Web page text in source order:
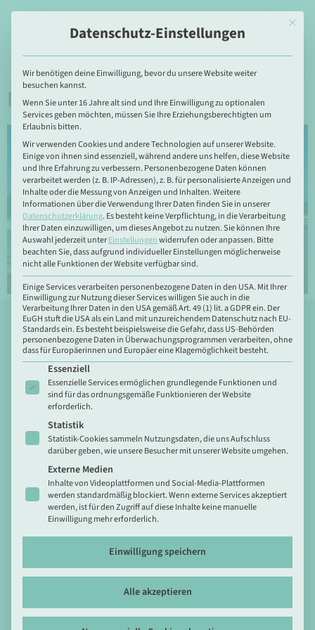
Katja Andergassen
Fun Facts über mich
Newsletter
Trage dich in meinenNewsletter
ein, um Impulse zum Umgang mit
Schreibe mir eineE-Mailoder
eine Nachricht über dasKontaktformular
Rechtliches
Mit
Datenschutz-Einstellungen
Wir benötigen deine Einwilligung, bevor du unsere Website weiter
besuchen kannst.
Wenn Sie unter 16 Jahre alt sind und Ihre Einwilligung zu optionalen
Services geben möchten, müssen Sie Ihre Erziehungsberechtigten um
Erlaubnis bitten.
Wir verwenden Cookies und andere Technologien auf unserer Website.
Einige von ihnen sind essenziell, während andere uns helfen, diese Website
und Ihre Erfahrung zu verbessern.Personenbezogene Daten können
verarbeitet werden (z. B. IP-Adressen), z. B. für personalisierte Anzeigen und
Inhalte oder die Messung von Anzeigen und Inhalten.Weitere
Informationen über die Verwendung Ihrer Daten finden Sie in unserer
Datenschutzerklärung.Es besteht keine Verpflichtung, in die Verarbeitung
Ihrer Daten einzuwilligen, um dieses Angebot zu nutzen.Sie können Ihre
Auswahl jederzeit unterEinstellungenwiderrufen oder anpassen.Bitte
beachten Sie, dass aufgrund individueller Einstellungen möglicherweise
nicht alle Funktionen der Website verfügbar sind.
Einige Services verarbeiten personenbezogene Daten in den USA. Mit Ihrer
Einwilligung zur Nutzung dieser Services willigen Sie auch in die
Verarbeitung Ihrer Daten in den USA gemäß Art. 49 (1) lit. a GDPR ein. Der
EuGH stuft die USA als ein Land mit unzureichendem Datenschutz nach EU-
Standards ein. Es besteht beispielsweise die Gefahr, dass US-Behörden
personenbezogene Daten in Überwachungsprogrammen verarbeiten, ohne
dass für Europäerinnen und Europäer eine Klagemöglichkeit besteht.
Es folgt eine Liste der Service-Gruppen, für die eine
Essenziell
Essenzielle Services ermöglichen grundlegende Funktionen und
sind für das ordnungsgemäße Funktionieren der Website
erforderlich.
Statistik
Statistik-Cookies sammeln Nutzungsdaten, die uns Aufschluss
darüber geben, wie unsere Besucher mit unserer Website umgehen.
Externe Medien
Inhalte von Videoplattformen und Social-Media-Plattformen
werden standardmäßig blockiert. Wenn externe Services akzeptiert
werden, ist für den Zugriff auf diese Inhalte keine manuelle
Einwilligung mehr erforderlich.
Einwilligung speichern
Alle akzeptieren